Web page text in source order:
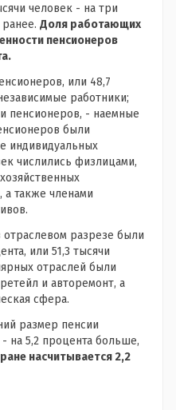
человек - на три
Доля работающих
пенсионеров
или 48,7
работники;
пенсионеров, - наемные
были
индивидуальных
числились физлицами,
также членами
разрезе были
или 51,3 тысячи
отраслей были
и авторемонт, а
сфера.
размер пенсии
- на 5,2 процента больше,
насчитывается 2,2